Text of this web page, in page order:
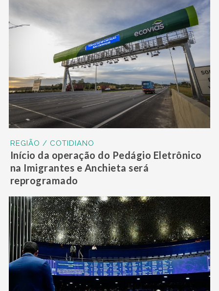
REGIÃO / COTIDIANO
Início da operação do Pedágio Eletrônico
na Imigrantes e Anchieta será
reprogramado